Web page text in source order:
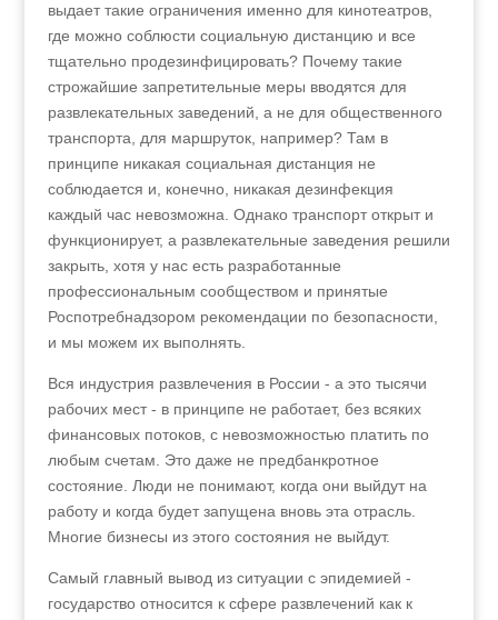
выдает такие ограничения именно для кинотеатров,
где можно соблюсти социальную дистанцию и все
тщательно продезинфицировать? Почему такие
строжайшие запретительные меры вводятся для
развлекательных заведений, а не для общественного
транспорта, для маршруток, например? Там в
принципе никакая социальная дистанция не
соблюдается и, конечно, никакая дезинфекция
каждый час невозможна. Однако транспорт открыт и
функционирует, а развлекательные заведения решили
закрыть, хотя у нас есть разработанные
профессиональным сообществом и принятые
Роспотребнадзором рекомендации по безопасности,
и мы можем их выполнять.
Вся индустрия развлечения в России - а это тысячи
рабочих мест - в принципе не работает, без всяких
финансовых потоков, с невозможностью платить по
любым счетам. Это даже не предбанкротное
состояние. Люди не понимают, когда они выйдут на
работу и когда будет запущена вновь эта отрасль.
Многие бизнесы из этого состояния не выйдут.
Самый главный вывод из ситуации с эпидемией -
государство относится к сфере развлечений как к